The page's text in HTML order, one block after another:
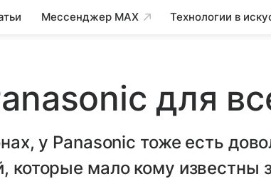
Мессенджер MAX Технологии в
для
у Panasonic тоже есть
которые мало кому известны